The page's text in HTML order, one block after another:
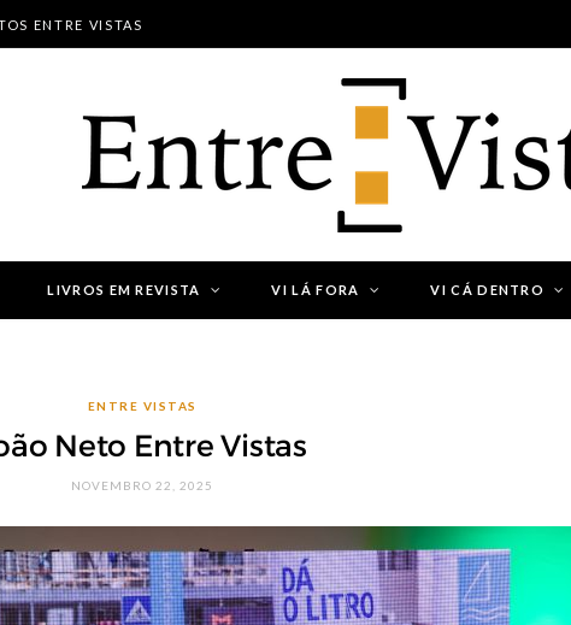
ENTRE VISTAS
LIVROS EM REVISTA VI LÁ FORA VI CÁ DENTRO
ENTRE VISTAS
Neto Entre Vistas
NOVEMBRO 22, 2025